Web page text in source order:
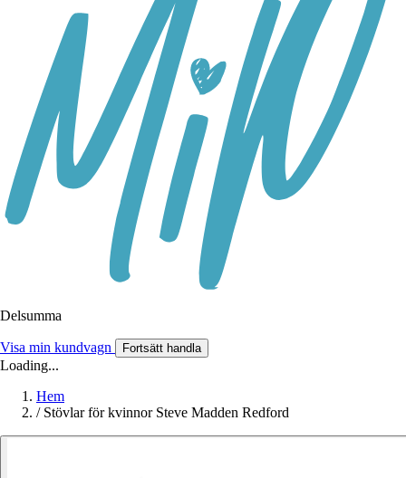
Delsumma
Visa min kundvagn Fortsätt handla
Loading...
Hem
/ Stövlar för kvinnor Steve Madden Redford